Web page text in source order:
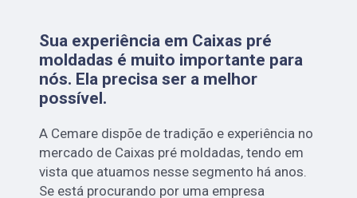
Sua experiência em Caixas pré
moldadas é muito importante para
nós. Ela precisa ser a melhor
possível.
A Cemare dispõe de tradição e experiência no
mercado de Caixas pré moldadas, tendo em
vista que atuamos nesse segmento há anos.
Se está procurando por uma empresa